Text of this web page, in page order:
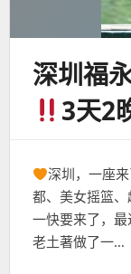
深圳福
3天2
深圳，一座
都、美女摇篮
一快要来了，
老土著做了一…